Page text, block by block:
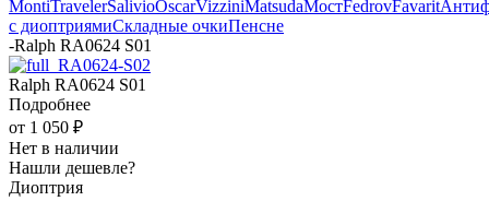
MontiTravelerSalivioOscarVizziniMatsudaМостFedrovFavarit
с диоптриямиСкладные очкиПенсне
-Ralph RA0624 S01
Ralph RA0624 S01
Подробнее
от 1 050 ₽
Нет в наличии
Нашли дешевле?
Диоптрия